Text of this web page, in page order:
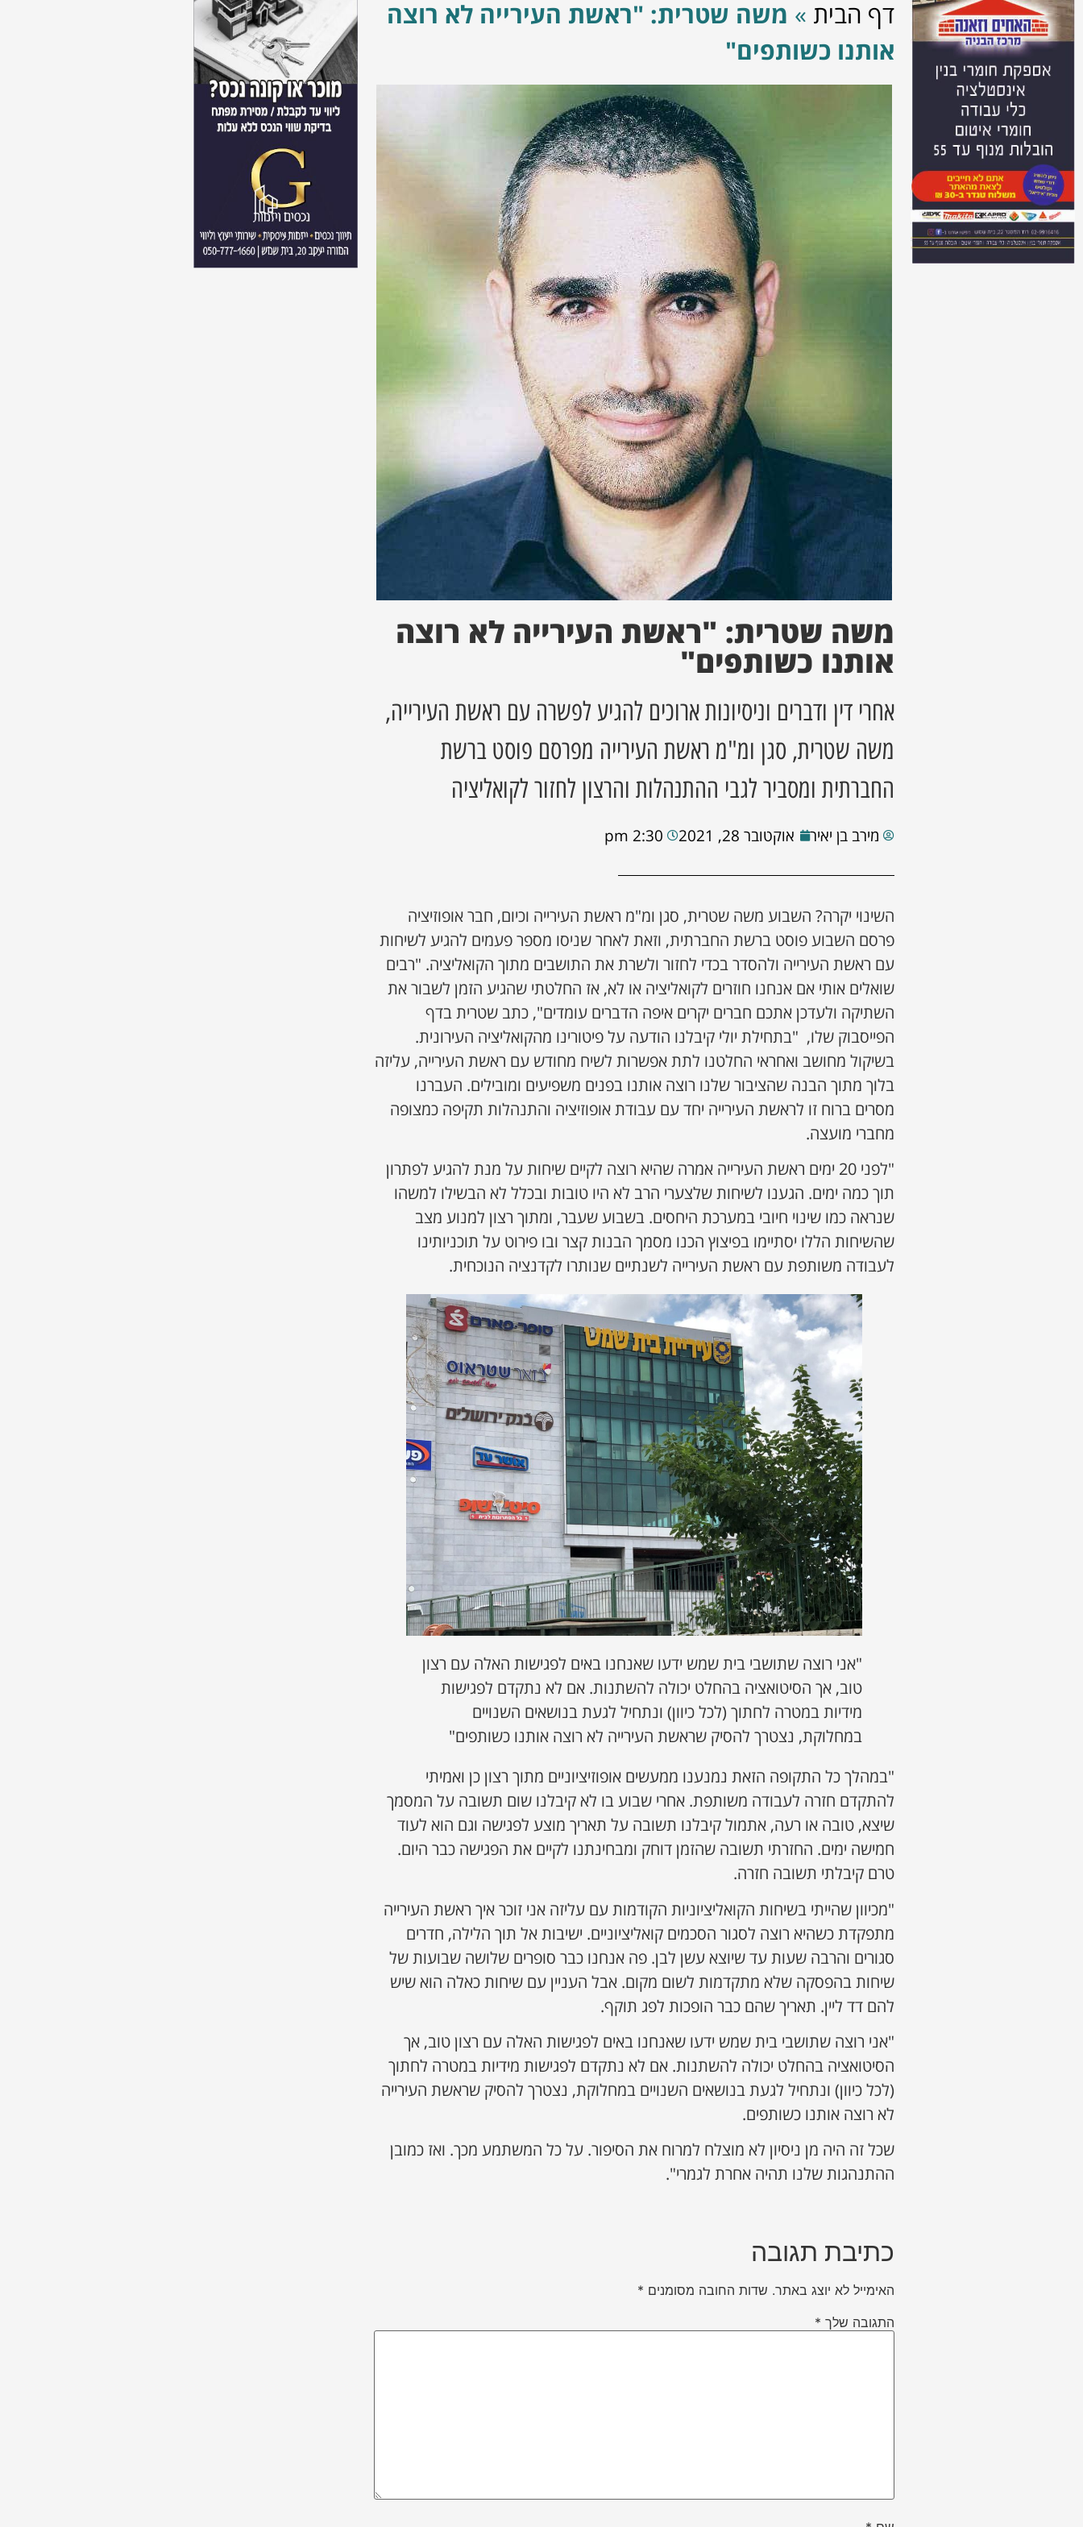
דף הבית » משה שטרית: "ראשת העירייה לא רוצה
אותנו כשותפים"
משה שטרית: "ראשת העירייה לא רוצה
אותנו כשותפים"
אחרי דין ודברים וניסיונות ארוכים להגיע לפשרה עם ראשת העירייה,
משה שטרית, סגן ומ"מ ראשת העירייה מפרסם פוסט ברשת
החברתית ומסביר לגבי ההתנהלות והרצון לחזור לקואליציה
מירב בן יאיר אוקטובר 28, 2021 2:30 pm
השינוי יקרה? השבוע משה שטרית, סגן ומ"מ ראשת העירייה וכיום, חבר אופוזיציה
פרסם השבוע פוסט ברשת החברתית, וזאת לאחר שניסו מספר פעמים להגיע לשיחות
עם ראשת העירייה ולהסדר בכדי לחזור ולשרת את התושבים מתוך הקואליציה. "רבים
שואלים אותי אם אנחנו חוזרים לקואליציה או לא, אז החלטתי שהגיע הזמן לשבור את
השתיקה ולעדכן אתכם חברים יקרים איפה הדברים עומדים", כתב שטרית בדף
הפייסבוק שלו, "בתחילת יולי קיבלנו הודעה על פיטורינו מהקואליציה העירונית.
בשיקול מחושב ואחראי החלטנו לתת אפשרות לשיח מחודש עם ראשת העירייה, עליזה
בלוך מתוך הבנה שהציבור שלנו רוצה אותנו בפנים משפיעים ומובילים. העברנו
מסרים ברוח זו לראשת העירייה יחד עם עבודת אופוזיציה והתנהלות תקיפה כמצופה
מחברי מועצה.
"לפני 20 ימים ראשת העירייה אמרה שהיא רוצה לקיים שיחות על מנת להגיע לפתרון
תוך כמה ימים. הגענו לשיחות שלצערי הרב לא היו טובות ובכלל לא הבשילו למשהו
שנראה כמו שינוי חיובי במערכת היחסים. בשבוע שעבר, ומתוך רצון למנוע מצב
שהשיחות הללו יסתיימו בפיצוץ הכנו מסמך הבנות קצר ובו פירוט על תוכניותינו
לעבודה משותפת עם ראשת העירייה לשנתיים שנותרו לקדנציה הנוכחית.
"אני רוצה שתושבי בית שמש ידעו שאנחנו באים לפגישות האלה עם רצון
טוב, אך הסיטואציה בהחלט יכולה להשתנות. אם לא נתקדם לפגישות
מידיות במטרה לחתוך (לכל כיוון) ונתחיל לגעת בנושאים השנויים
במחלוקת, נצטרך להסיק שראשת העירייה לא רוצה אותנו כשותפים"
"במהלך כל התקופה הזאת נמנענו ממעשים אופוזיציוניים מתוך רצון כן ואמיתי
להתקדם חזרה לעבודה משותפת. אחרי שבוע בו לא קיבלנו שום תשובה על המסמך
שיצא, טובה או רעה, אתמול קיבלנו תשובה על תאריך מוצע לפגישה וגם הוא לעוד
חמישה ימים. החזרתי תשובה שהזמן דוחק ומבחינתנו לקיים את הפגישה כבר היום.
טרם קיבלתי תשובה חזרה.
"מכיוון שהייתי בשיחות הקואליציוניות הקודמות עם עליזה אני זוכר איך ראשת העירייה
מתפקדת כשהיא רוצה לסגור הסכמים קואליציוניים. ישיבות אל תוך הלילה, חדרים
סגורים והרבה שעות עד שיוצא עשן לבן. פה אנחנו כבר סופרים שלושה שבועות של
שיחות בהפסקה שלא מתקדמות לשום מקום. אבל העניין עם שיחות כאלה הוא שיש
להם דד ליין. תאריך שהם כבר הופכות לפג תוקף.
"אני רוצה שתושבי בית שמש ידעו שאנחנו באים לפגישות האלה עם רצון טוב, אך
הסיטואציה בהחלט יכולה להשתנות. אם לא נתקדם לפגישות מידיות במטרה לחתוך
(לכל כיוון) ונתחיל לגעת בנושאים השנויים במחלוקת, נצטרך להסיק שראשת העירייה
לא רוצה אותנו כשותפים.
שכל זה היה מן ניסיון לא מוצלח למרוח את הסיפור. על כל המשתמע מכך. ואז כמובן
ההתנהגות שלנו תהיה אחרת לגמרי".
כתיבת תגובה
האימייל לא יוצג באתר. שדות החובה מסומנים *
התגובה שלך *